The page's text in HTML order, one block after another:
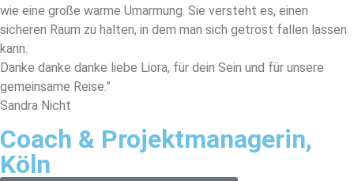
wie eine große warme Umarmung. Sie versteht es, einen
sicheren Raum zu halten, in dem man sich getrost fallen lassen
kann.
Danke danke danke liebe Liora, für dein Sein und für unsere
gemeinsame Reise.”
Sandra Nicht
Coach & Projektmanagerin,
Köln